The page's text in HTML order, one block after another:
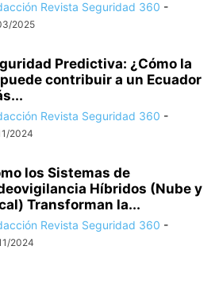
Revista Seguridad 360 -
2025
Predictiva: ¿Cómo la
contribuir a un Ecuador
Revista Seguridad 360 -
2024
los Sistemas de
Híbridos (Nube y
Transforman la...
Revista Seguridad 360 -
2024